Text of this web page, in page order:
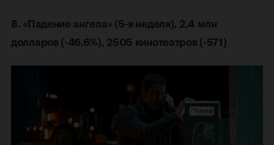
8. «Падение ангела» (5-я неделя), 2,4 млн
долларов (-46,6%), 2505 кинотеатров (-571)